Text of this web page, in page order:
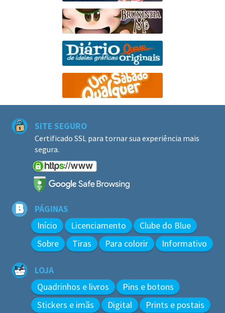
SITE SEGURO
Certificado SSL para tornar sua experiência mais
segura.
PÁGINAS
Início Licenciamento
Clube do Blue
Sobre
Tiras Para colorir Informativo
LOJA
Quadrinhos e livros
Pins e botons
Stickers e imãs
Digital Prints e postais